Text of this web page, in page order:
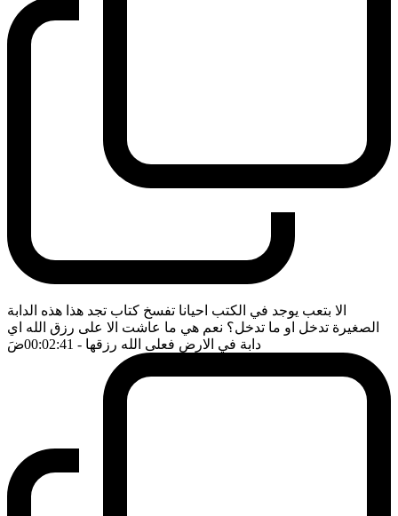
الا بتعب يوجد في الكتب احيانا تفسخ كتاب تجد هذا هذه الدابة
الصغيرة تدخل او ما تدخل؟ نعم هي ما عاشت الا على رزق الله اي
دابة في الارض فعلى الله رزقها - 00:02:41 ضَ